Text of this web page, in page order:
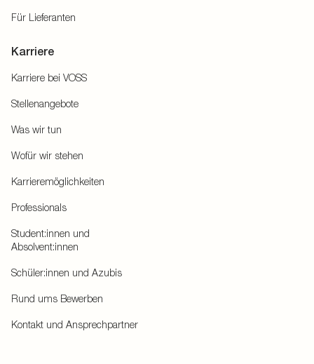
Für Lieferanten
Karriere
Karriere bei VOSS
Stellenangebote
Was wir tun
Wofür wir stehen
Karrieremöglichkeiten
Professionals
Student:innen und
Absolvent:innen
Schüler:innen und Azubis
Rund ums Bewerben
Kontakt und Ansprechpartner